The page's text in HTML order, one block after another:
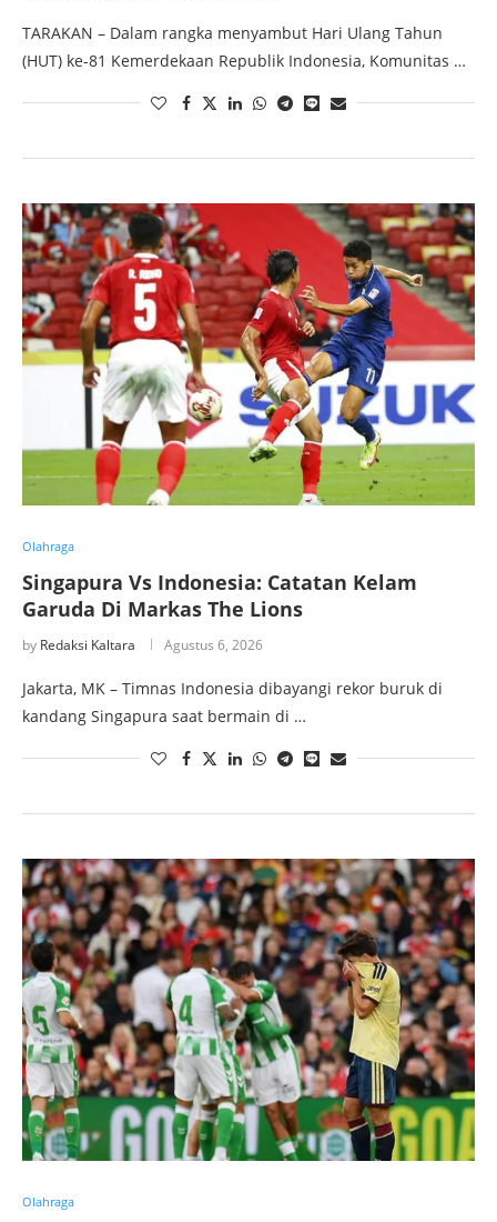
TARAKAN – Dalam rangka menyambut Hari Ulang Tahun
(HUT) ke-81 Kemerdekaan Republik Indonesia, Komunitas …
Olahraga
Singapura Vs Indonesia: Catatan Kelam
Garuda Di Markas The Lions
by Redaksi Kaltara Agustus 6, 2026
Jakarta, MK – Timnas Indonesia dibayangi rekor buruk di
kandang Singapura saat bermain di …
Olahraga